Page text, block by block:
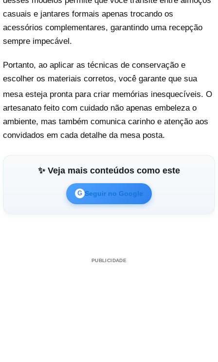
casuais e jantares formais apenas trocando os
acessórios complementares, garantindo uma recepção
sempre impecável.
Portanto, ao aplicar as técnicas de conservação e
escolher os materiais corretos, você garante que sua
mesa esteja pronta para criar memórias inesquecíveis. O
artesanato feito com cuidado não apenas embeleza o
ambiente, mas também comunica carinho e atenção aos
convidados em cada detalhe da mesa posta.
✨ Veja mais conteúdos como este
G Seguir no Google
PUBLICIDADE